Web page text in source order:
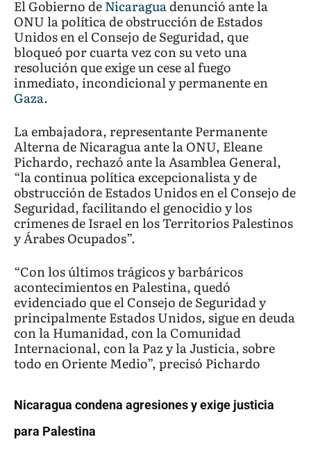
El Gobierno deNicaraguadenunció ante la
ONU la política de obstrucción de Estados
Unidos en el Consejo de Seguridad, que
bloqueó por cuarta vez con su veto una
resolución que exige un cese al fuego
inmediato, incondicional y permanente en
Gaza.
La embajadora, representante Permanente
Alterna de Nicaragua ante la ONU, Eleane
Pichardo, rechazó ante la Asamblea General,
“la continua política excepcionalista y de
obstrucción de Estados Unidos en el Consejo de
Seguridad, facilitando el genocidio y los
crímenes de Israel en los Territorios Palestinos
y Árabes Ocupados”.
“Con los últimos trágicos y barbáricos
acontecimientos en Palestina, quedó
evidenciado que el Consejo de Seguridad y
principalmente Estados Unidos, sigue en deuda
con la Humanidad, con la Comunidad
Internacional, con la Paz y la Justicia, sobre
todo en Oriente Medio”, precisó Pichardo
Nicaragua condena agresiones y exige justicia
para Palestina